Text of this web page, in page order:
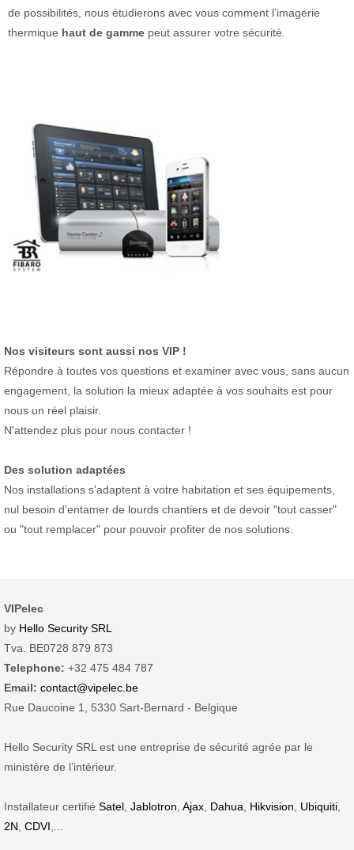
de possibilités, nous étudierons avec vous comment l’imagerie
thermique haut de gamme peut assurer votre sécurité.
Nos visiteurs sont aussi nos VIP !
Répondre à toutes vos questions et examiner avec vous, sans aucun
engagement, la solution la mieux adaptée à vos souhaits est pour
nous un réel plaisir.
N'attendez plus pour nous contacter !
Des solution adaptées
Nos installations s'adaptent à votre habitation et ses équipements,
nul besoin d'entamer de lourds chantiers et de devoir "tout casser"
ou "tout remplacer" pour pouvoir profiter de nos solutions.
VIPelec
by Hello Security SRL
Tva. BE0728 879 873
Telephone: +32 475 484 787
Email: contact@vipelec.be
Rue Daucoine 1, 5330 Sart-Bernard - Belgique
Hello Security SRL est une entreprise de sécurité agrée par le
ministère de l’intérieur.
Installateur certifié Satel Jablotron Ajax Dahua Hikvision Ubiquiti
2N CDVI